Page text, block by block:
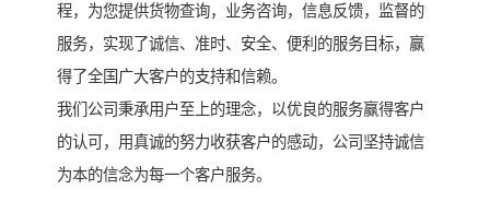
程，为您提供货物查询，业务咨询，信息反馈，监督的
服务，实现了诚信、准时、安全、便利的服务目标，赢
得了全国广大客户的支持和信赖。
我们公司秉承用户至上的理念，以优良的服务赢得客户
的认可，用真诚的努力收获客户的感动，公司坚持诚信
为本的信念为每一个客户服务。